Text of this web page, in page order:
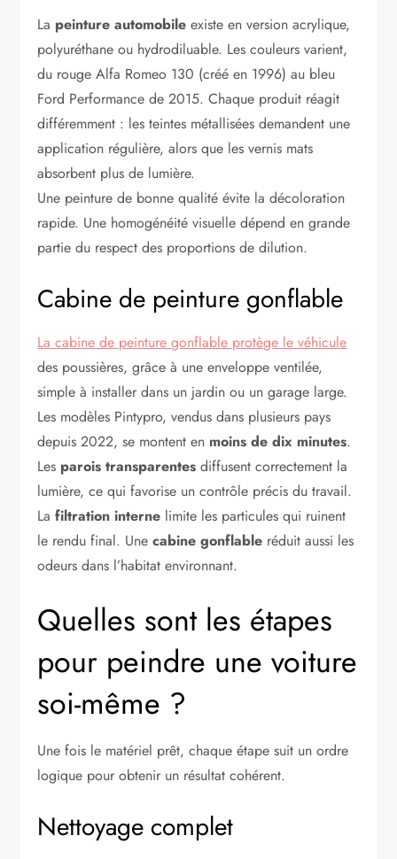
La peinture automobile existe en version acrylique,
polyuréthane ou hydrodiluable. Les couleurs varient,
du rouge Alfa Romeo 130 (créé en 1996) au bleu
Ford Performance de 2015. Chaque produit réagit
différemment : les teintes métallisées demandent une
application régulière, alors que les vernis mats
absorbent plus de lumière.
Une peinture de bonne qualité évite la décoloration
rapide. Une homogénéité visuelle dépend en grande
partie du respect des proportions de dilution.
Cabine de peinture gonflable
La cabine de peinture gonflable protège le véhicule
des poussières, grâce à une enveloppe ventilée,
simple à installer dans un jardin ou un garage large.
Les modèles Pintypro, vendus dans plusieurs pays
depuis 2022, se montent en moins de dix minutes.
Les parois transparentes diffusent correctement la
lumière, ce qui favorise un contrôle précis du travail.
Lafiltration interne limite les particules qui ruinent
le rendu final. Unecabine gonflable réduit aussi les
odeurs dans l’habitat environnant.
Quelles sont les étapes
pour peindre une voiture
soi-même ?
Une fois le matériel prêt, chaque étape suit un ordre
logique pour obtenir un résultat cohérent.
Nettoyage complet